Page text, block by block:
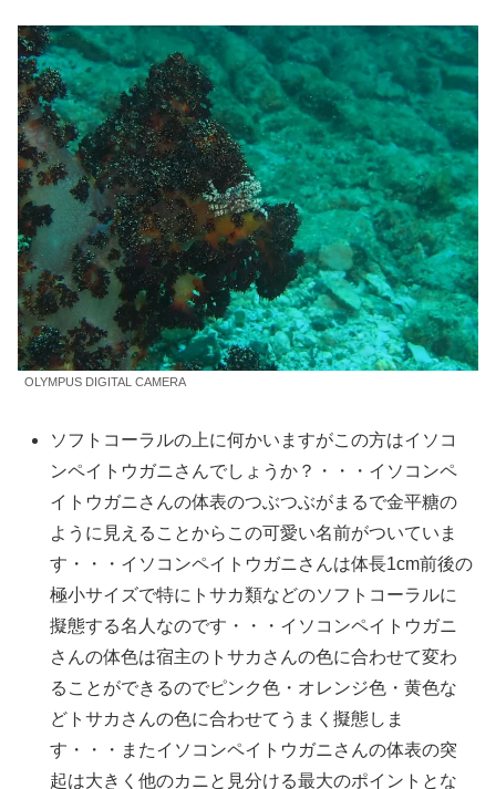
OLYMPUS DIGITAL CAMERA
ソフトコーラルの上に何かいますがこの方はイソコ
ンペイトウガニさんでしょうか？・・・イソコンペ
イトウガニさんの体表のつぶつぶがまるで金平糖の
ように見えることからこの可愛い名前がついていま
す・・・イソコンペイトウガニさんは体長1cm前後の
極小サイズで特にトサカ類などのソフトコーラルに
擬態する名人なのです・・・イソコンペイトウガニ
さんの体色は宿主のトサカさんの色に合わせて変わ
ることができるのでピンク色・オレンジ色・黄色な
どトサカさんの色に合わせてうまく擬態しま
す・・・またイソコンペイトウガニさんの体表の突
起は大きく他のカニと見分ける最大のポイントとな